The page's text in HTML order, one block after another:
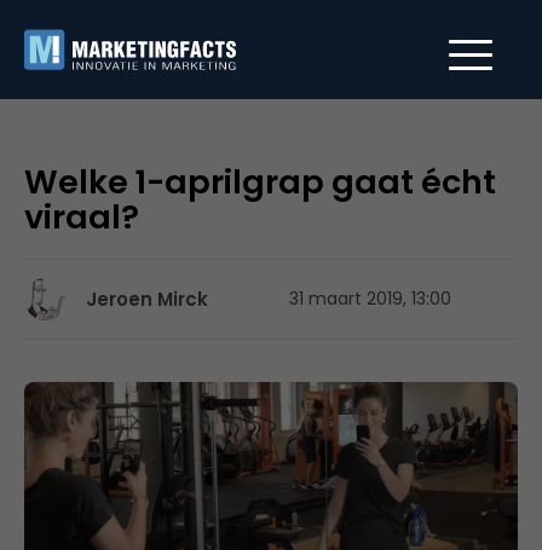
Welke 1-aprilgrap gaat écht
viraal?
Jeroen Mirck 31 maart 2019, 13:00